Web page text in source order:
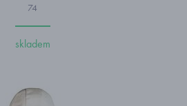
74
skladem